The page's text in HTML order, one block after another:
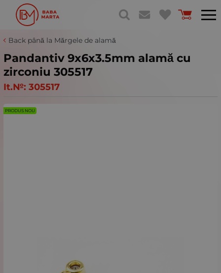
Back până la Mărgele de alamă
Pandantiv 9x6x3.5mm alamă cu
zirconiu 305517
It.№: 305517
PRODUS NOU